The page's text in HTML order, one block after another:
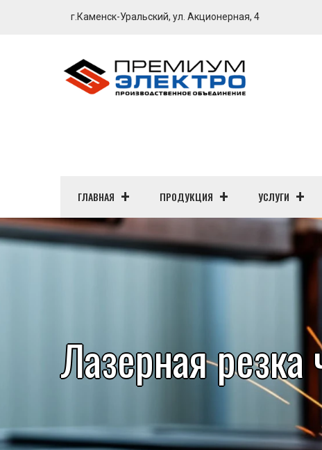
г.Каменск-Уральский, ул. Акционерная, 4
ГЛАВНАЯ ПРОДУКЦИЯ УСЛУГИ
Лазерная